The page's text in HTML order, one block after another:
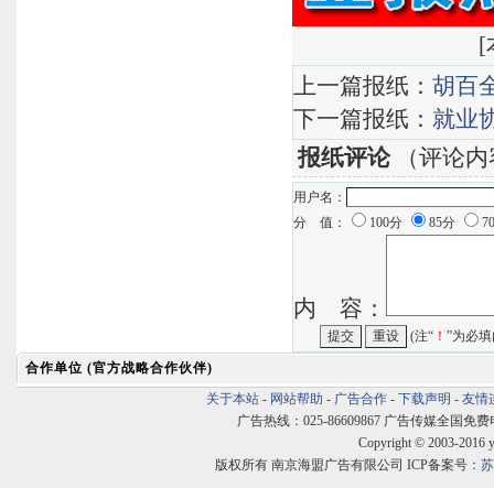
[
上一篇报纸： 胡百
下一篇报纸： 就业
报纸评论（评论内
用户名：
分 值：
100分 85分
内 容：
(注“ ！ ”为必
合作单位 (官方战略合作伙伴)
关于本站 - 网站帮助 - 广告合作 - 下载声明 - 友情
广告热线：025-86609867 广告传媒全国免费
Copyright © 2003-2016
版权所有 南京海盟广告有限公司 ICP备案号：